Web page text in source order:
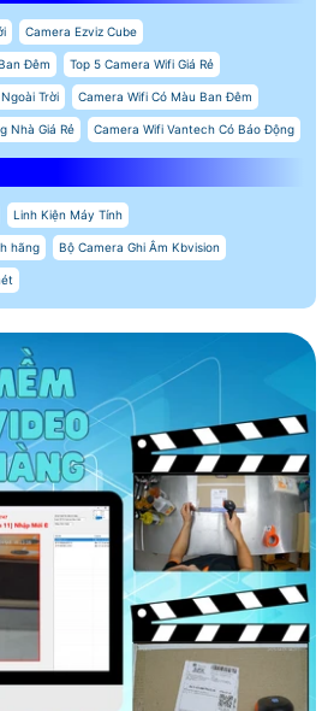
Camera Ezviz Cube
Đêm Top 5 Camera Wifi Giá Rẻ
Trời Camera Wifi Có Màu Ban Đêm
Nhà Giá Rẻ Camera Wifi Vantech Có Báo Động
Linh Kiện Máy Tính
hãng Bộ Camera Ghi Âm Kbvision